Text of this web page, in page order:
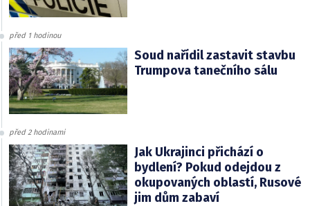
před 1 hodinou
Soud nařídil zastavit stavbu
Trumpova tanečního sálu
před 2 hodinami
Jak Ukrajinci přichází o
bydlení? Pokud odejdou z
okupovaných oblastí, Rusové
jim dům zabaví